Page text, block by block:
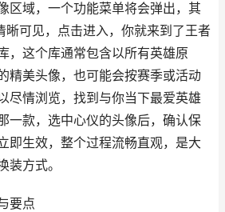
区域，一个功能菜单将会弹出，其
晰可见，点击进入，你就来到了王者
，这个库通常包含以所有英雄原
精美头像，也可能会按赛季或活动
尽情浏览，找到与你当下最爱英雄
一款，选中心仪的头像后，确认保
即生效，整个过程流畅直观，是大
装方式。
要点